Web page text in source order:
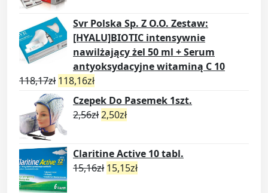
Svr Polska Sp. Z O.O. Zestaw:
[HYALU]BIOTIC intensywnie
nawilżający żel 50 ml + Serum
antyoksydacyjne witaminą C 10
118,17zł 118,16zł
Czepek Do Pasemek 1szt.
2,56zł2,50zł
Claritine Active 10 tabl.
15,16zł 15,15zł